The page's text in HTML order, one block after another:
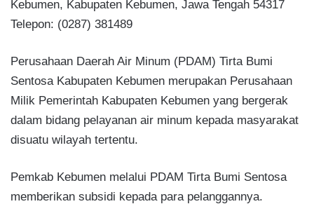
Kebumen, Kabupaten Kebumen, Jawa Tengah 54317
Telepon: (0287) 381489
Perusahaan Daerah Air Minum (PDAM) Tirta Bumi
Sentosa Kabupaten Kebumen merupakan Perusahaan
Milik Pemerintah Kabupaten Kebumen yang bergerak
dalam bidang pelayanan air minum kepada masyarakat
disuatu wilayah tertentu.
Pemkab Kebumen melalui PDAM Tirta Bumi Sentosa
memberikan subsidi kepada para pelanggannya.